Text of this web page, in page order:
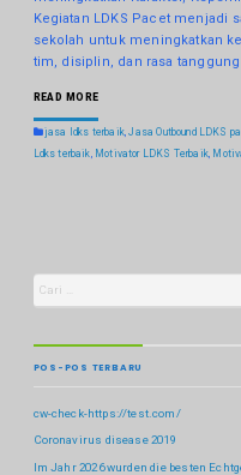
Kegiatan LDKS Pacet menjadi
sekolah untuk meningkatkan
tim, disiplin, dan rasa tanggung
READ MORE
jasa ldks terbaik,Jasa Outbound LDKS
Ldks terbaik Motivator LDKS Terbaik,
POS-POS TERBARU
cw-check-https://test.com/
Coronavirus disease 2019
Im Jahr 2026 wurden die besten